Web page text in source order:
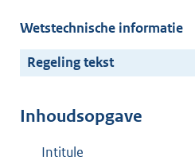
Wetstechnische informatie
Regeling tekst
Inhoudsopgave
Intitule